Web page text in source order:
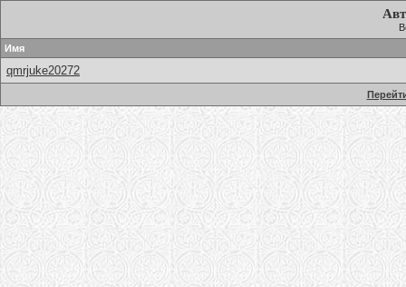
Имя
qmrjuke20272